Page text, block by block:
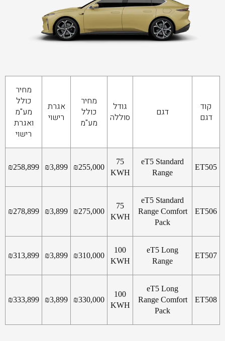
קוד
דגם
דגם
גודל
סוללה
מחיר
כולל
מע"מ
אגרת
רישוי
מחיר
כולל
מע"מ
ואגרת
רישוי
ET505
eT5 Standard
Range
75
KWH
₪255,000
₪3,899
₪258,899
ET506
eT5 Standard
Range Comfort
Pack
75
KWH
₪275,000
₪3,899
₪278,899
ET507
eT5 Long
Range
100
KWH
₪310,000
₪3,899
₪313,899
ET508
eT5 Long
Range Comfort
Pack
100
KWH
₪330,000
₪3,899
₪333,899